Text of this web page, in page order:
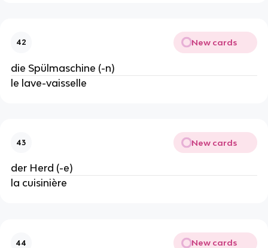
42 New cards
die Spülmaschine (-n)
le lave-vaisselle
43 New cards
der Herd (-e)
la cuisinière
44 New cards